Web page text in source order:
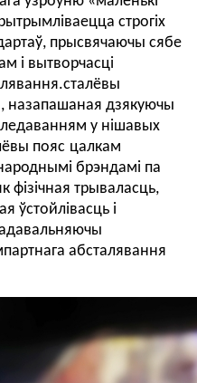
строгіх
прысвячаючы сябе
і вытворчасці
сталёвы
назапашаная дзякуючы
у нішавых
пояс цалкам
брэндамі па
фізічная трываласць,
ўстойлівасць і
абсталявання